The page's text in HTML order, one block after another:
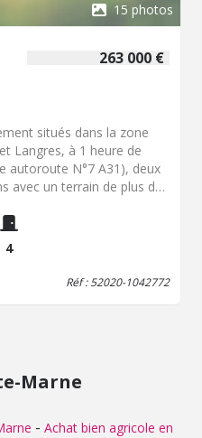
15 photos
263 000 €
situés dans la zone
Langres, à 1 heure de
autoroute N°7 A31), deux
avec un terrain de plus de
un entrepôt et un
électrique).
Actuellement libre de
construit en 1975,
4
Réf : 52020-1042772
Marne
- Achat bien agricole en